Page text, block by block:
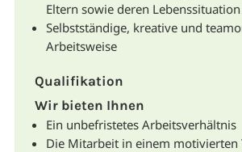
Eltern sowie deren Lebenssituation
Selbstständige, kreative und
Arbeitsweise
Qualifikation
Wir bieten Ihnen
Ein unbefristetes Arbeitsverhältnis
Die Mitarbeit in einem motivierten